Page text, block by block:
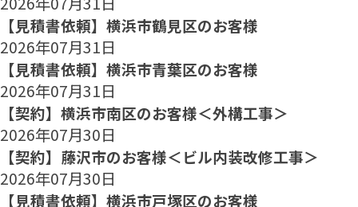
【見積書依頼】横浜市鶴見区のお客様
2026年07月31日
【見積書依頼】横浜市青葉区のお客様
2026年07月31日
【契約】横浜市南区のお客様＜外構工事＞
2026年07月30日
【契約】藤沢市のお客様＜ビル内装改修工事＞
2026年07月30日
【見積書依頼】横浜市戸塚区のお客様